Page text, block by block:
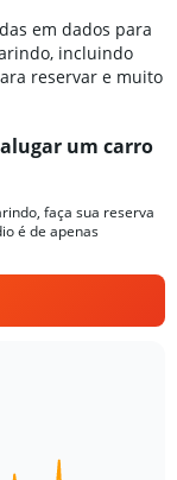
em dados para
incluindo
reservar e muito
um carro
faça sua reserva
é de apenas